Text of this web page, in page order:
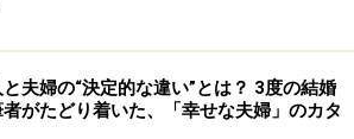
夫婦の“決定的な違い”とは？ 3度の結婚
がたどり着いた、「幸せな夫婦」のカタ